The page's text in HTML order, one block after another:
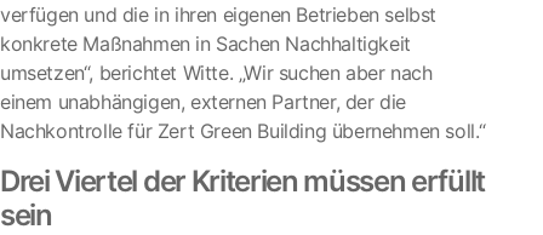
verfügen und die in ihren eigenen Betrieben selbst
konkrete Maßnahmen in Sachen Nachhaltigkeit
umsetzen“, berichtet Witte. „Wir suchen aber nach
einem unabhängigen, externen Partner, der die
Nachkontrolle für Zert Green Building übernehmen soll.“
Drei Viertel der Kriterien müssen erfüllt
sein